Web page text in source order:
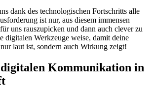
dank des technologischen Fortschritts alle
ist nur, aus diesem immensen
uns rauszupicken und dann auch clever zu
digitalen Werkzeuge weise, damit deine
laut ist, sondern auch Wirkung zeigt!
Kommunikation in